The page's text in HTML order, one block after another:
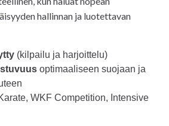
hallinnan ja luotettavan
(kilpailu ja harjoittelu)
optimaaliseen suojaan ja
WKF Competition, Intensive